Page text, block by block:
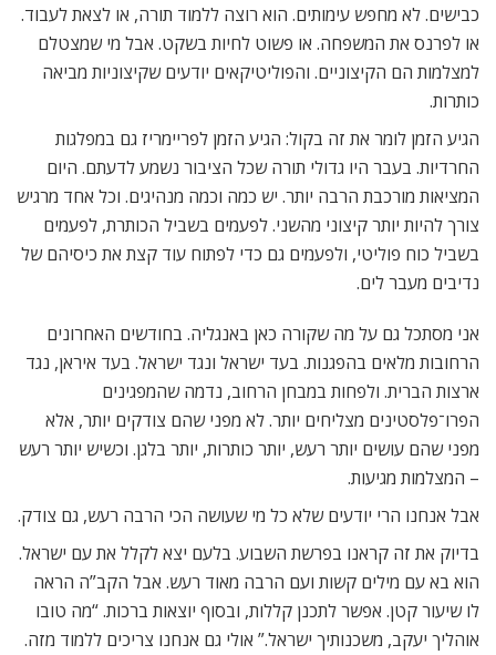
כבישים. לא מחפש עימותים. הוא רוצה ללמוד תורה, או לצאת לעבוד.
או לפרנס את המשפחה. או פשוט לחיות בשקט. אבל מי שמצטלם
למצלמות הם הקיצוניים. והפוליטיקאים יודעים שקיצוניות מביאה
כותרות.
הגיע הזמן לומר את זה בקול: הגיע הזמן לפריימריז גם במפלגות
החרדיות. בעבר היו גדולי תורה שכל הציבור נשמע לדעתם. היום
המציאות מורכבת הרבה יותר. יש כמה וכמה מנהיגים. וכל אחד מרגיש
צורך להיות יותר קיצוני מהשני. לפעמים בשביל הכותרת, לפעמים
בשביל כוח פוליטי, ולפעמים גם כדי לפתוח עוד קצת את כיסיהם של
נדיבים מעבר לים.
אני מסתכל גם על מה שקורה כאן באנגליה. בחודשים האחרונים
הרחובות מלאים בהפגנות. בעד ישראל ונגד ישראל. בעד איראן, נגד
ארצות הברית. ולפחות במבחן הרחוב, נדמה שהמפגינים
הפרו־פלסטינים מצליחים יותר. לא מפני שהם צודקים יותר, אלא
מפני שהם עושים יותר רעש, יותר כותרות, יותר בלגן. וכשיש יותר רעש
– המצלמות מגיעות.
אבל אנחנו הרי יודעים שלא כל מי שעושה הכי הרבה רעש, גם צודק.
בדיוק את זה קראנו בפרשת השבוע. בלעם יצא לקלל את עם ישראל.
הוא בא עם מילים קשות ועם הרבה מאוד רעש. אבל הקב”ה הראה
לו שיעור קטן. אפשר לתכנן קללות, ובסוף יוצאות ברכות. “מה טובו
אוהליך יעקב, משכנותיך ישראל.” אולי גם אנחנו צריכים ללמוד מזה.